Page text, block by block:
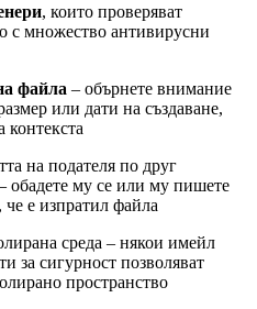
, които проверяват
с множество антивирусни
файла – обърнете внимание
или дати на създаване,
контекста
на подателя по друг
обадете му се или му пишете
че е изпратил файла
среда – някои имейл
за сигурност позволяват
пространство